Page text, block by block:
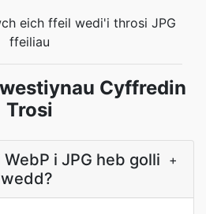
eich ffeil wedi'i throsi JPG
ffeiliau
Cyffredin
Trosi
i JPG heb golli
+